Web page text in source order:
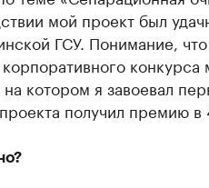
мой проект был
ГСУ. Понимание,
конкурса
котором я завоевал
получил премию в